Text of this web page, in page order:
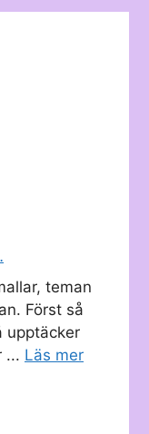
teman
Först så
upptäcker
... Läs mer